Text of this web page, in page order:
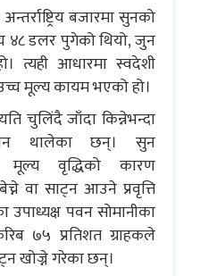
बजारमा सुनको
४८ डलर पुगेको थियो, जुन
त्यही आधारमा स्वदेशी
मूल्य कायम भएको हो।
चुलिंदै जाँदा किन्नेभन्दा
थालेका छन्। सुन
मूल्य वृद्धिको कारण
वा साट्न आउने प्रवृत्ति
पवन सोमानीका
७५ प्रतिशत ग्राहकले
खोज्ने गरेका छन्।